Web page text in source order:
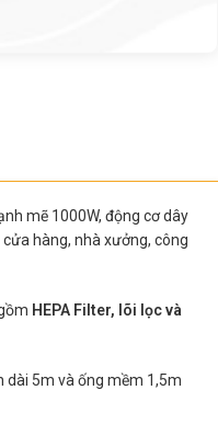
mẽ 1000W, động cơ dây
hàng, nhà xưởng, công
HEPA Filter, lõi lọc và
dài 5m và ống mềm 1,5m